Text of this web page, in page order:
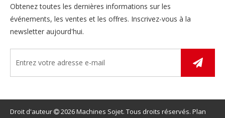
Obtenez toutes les dernières informations sur les
événements, les ventes et les offres. Inscrivez-vous à la
newsletter aujourd'hui.
Droit d'auteur  2026Machines Sojet. Tous droits réservés. Plan